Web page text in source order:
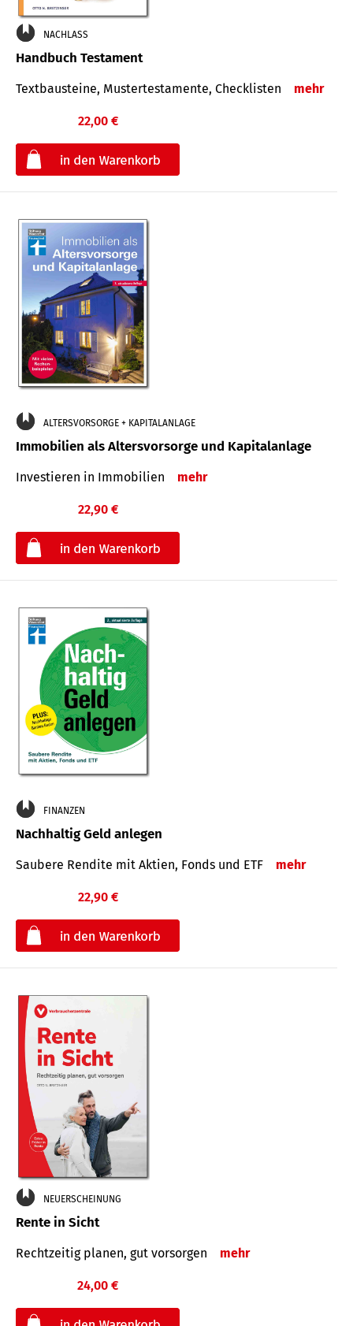
NACHLASS
Handbuch Testament
Textbausteine, Mustertestamente, Checklisten mehr
22,00 €
ALTERSVORSORGE + KAPITALANLAGE
Immobilien als Altersvorsorge und Kapitalanlage
Investieren in Immobilien mehr
22,90 €
FINANZEN
Nachhaltig Geld anlegen
Saubere Rendite mit Aktien, Fonds und ETF mehr
22,90 €
NEUERSCHEINUNG
Rente in Sicht
Rechtzeitig planen, gut vorsorgen mehr
24,00 €